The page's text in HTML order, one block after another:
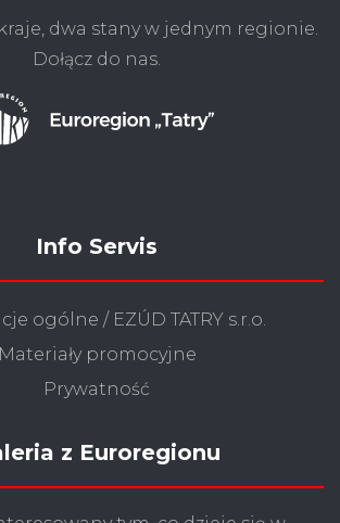
dwa stany w jednym regionie.
Dołącz do nas.
Info Servis
ogólne / EZÚD TATRY s.r.o.
Materiały promocyjne
Prywatność
z Euroregionu